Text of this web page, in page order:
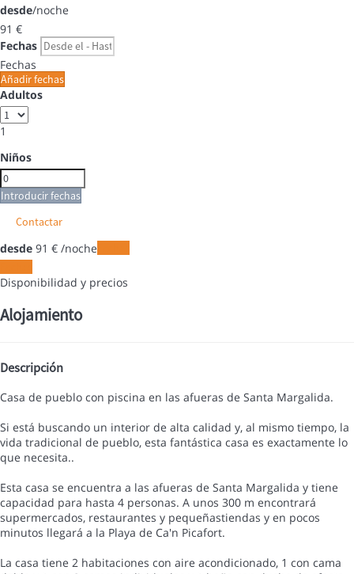
desde/noche
91 €
Fechas
Fechas
Añadir fechas
Adultos
1
Niños
Introducir fechas
Contactar
desde 91 € /noche
Disponibilidad y precios
Alojamiento
Descripción
Casa de pueblo con piscina en las afueras de Santa Margalida.
Si está buscando un interior de alta calidad y, al mismo tiempo, la
vida tradicional de pueblo, esta fantástica casa es exactamente lo
que necesita..
Esta casa se encuentra a las afueras de Santa Margalida y tiene
capacidad para hasta 4 personas. A unos 300 m encontrará
supermercados, restaurantes y pequeñastiendas y en pocos
minutos llegará a la Playa de Ca'n Picafort.
La casa tiene 2 habitaciones con aire acondicionado, 1 con cama